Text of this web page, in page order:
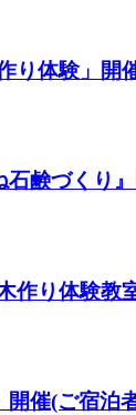
り体験」開
鹸づくり
り体験教
催(ご宿泊